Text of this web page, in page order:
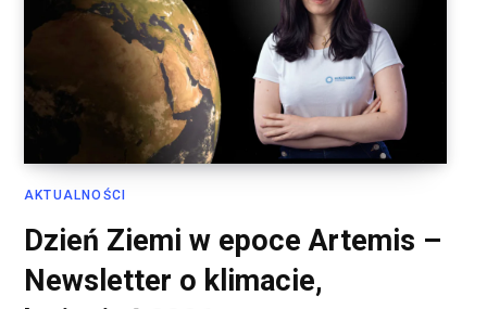
AKTUALNOŚCI
Dzień Ziemi w epoce Artemis –
Newsletter o klimacie,